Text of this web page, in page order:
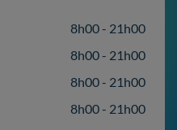
8h00 - 21h00
8h00 - 21h00
8h00 - 21h00
8h00 - 21h00